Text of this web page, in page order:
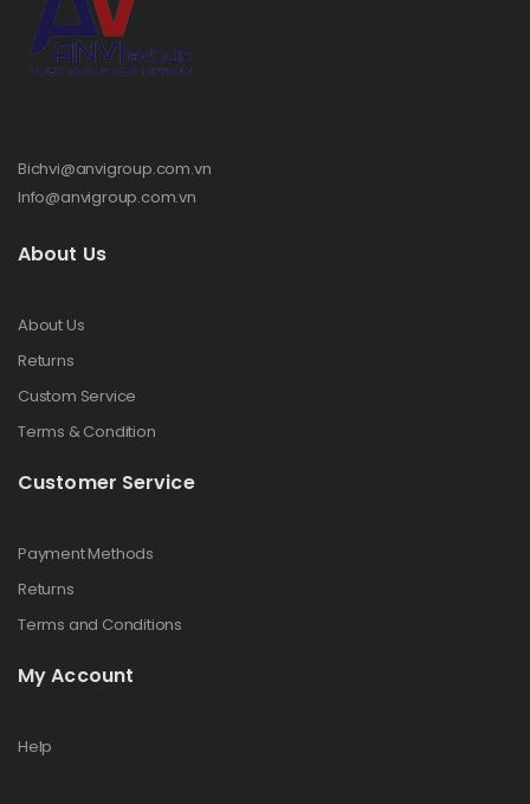
Bichvi@anvigroup.com.vn
Info@anvigroup.com.vn
About Us
About Us
Returns
Custom Service
Terms & Condition
Customer Service
Payment Methods
Returns
Terms and Conditions
My Account
Help